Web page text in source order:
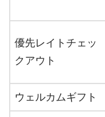
優先レイトチェッ
クアウト
ウェルカムギフト